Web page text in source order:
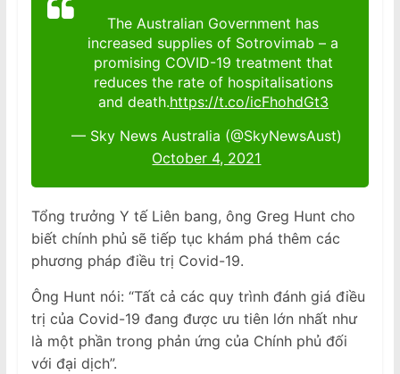
The Australian Government has
increased supplies of Sotrovimab – a
promising COVID-19 treatment that
reduces the rate of hospitalisations
and death.https://t.co/icFhohdGt3
— Sky News Australia (@SkyNewsAust)
October 4, 2021
Tổng trưởng Y tế Liên bang, ông Greg Hunt cho
biết chính phủ sẽ tiếp tục khám phá thêm các
phương pháp điều trị Covid-19.
Ông Hunt nói: “Tất cả các quy trình đánh giá điều
trị của Covid-19 đang được ưu tiên lớn nhất như
là một phần trong phản ứng của Chính phủ đối
với đại dịch”.